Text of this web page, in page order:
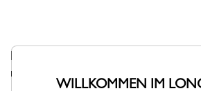
modernem Komfort.
WILLKOMMEN IM